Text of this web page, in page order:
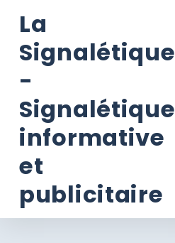
La
Signalétique
-
Signalétique
informative
et
publicitaire